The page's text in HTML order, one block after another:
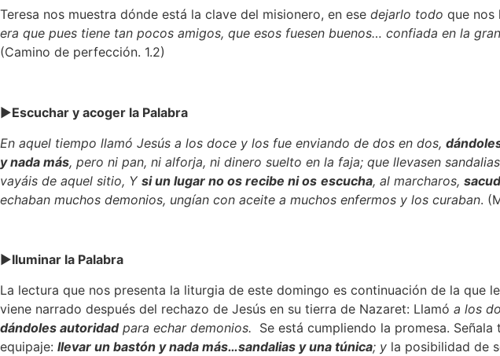
Teresa nos muestra dónde está la clave del misionero, en ese dejarlo todo que nos
era que pues tiene tan pocos amigos, que esos fuesen buenos… confiada en la
(Camino de perfección. 1.2)
►Escuchar y acoger la Palabra
En aquel tiempo llamó Jesús a los doce y los fue enviando de dos en dos,
y nada más, pero ni pan, ni alforja, ni dinero suelto en la faja; que llevasen
vayáis de aquel sitio, Y si un lugar no os recibe ni os escucha, al marcharos,
echaban muchos demonios, ungían con aceite a muchos enfermos y los curaban.
►Iluminar la Palabra
La lectura que nos presenta la liturgia de este domingo es continuación de la que
viene narrado después del rechazo de Jesús en su tierra de Nazaret: Llamó a los
dándoles autoridadpara echar demonios. Se está cumpliendo la promesa.
equipaje: llevar un bastón y nada más…sandalias y una túnica; y la posibilidad de